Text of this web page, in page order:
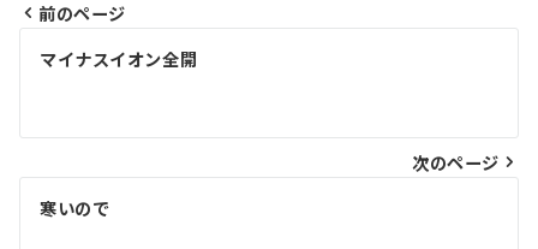
投
ビ
ゲ
前のページ
マイナスイオン全開
次のページ
寒いので